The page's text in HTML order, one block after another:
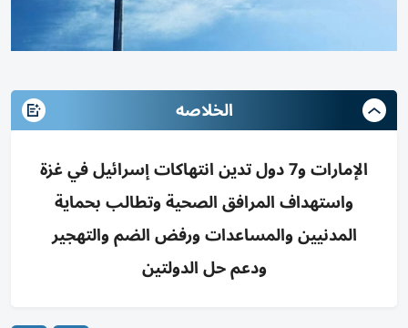
الخلاصه
الإمارات و7 دول تدين انتهاكات إسرائيل في غزة
واستهداف المرافق الصحية وتطالب بحماية
المدنيين والمساعدات ورفض الضم والتهجير
ودعم حل الدولتين